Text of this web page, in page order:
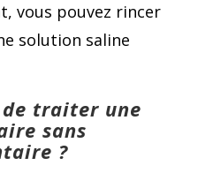
vous pouvez rincer
solution saline
traiter une
sans
?